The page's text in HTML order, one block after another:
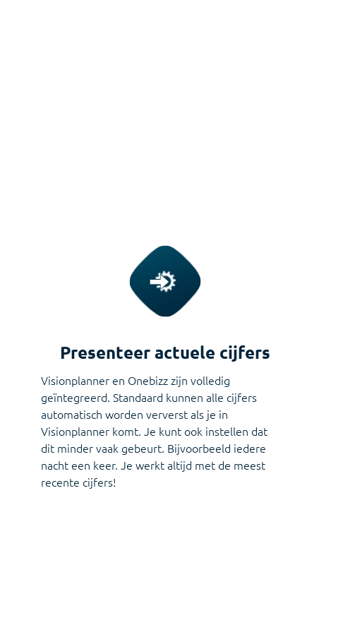
Presenteer actuele cijfers
Visionplanner en Onebizz zijn volledig
geïntegreerd. Standaard kunnen alle cijfers
automatisch worden ververst als je in
Visionplanner komt. Je kunt ook instellen dat
dit minder vaak gebeurt. Bijvoorbeeld iedere
nacht een keer. Je werkt altijd met de meest
recente cijfers!